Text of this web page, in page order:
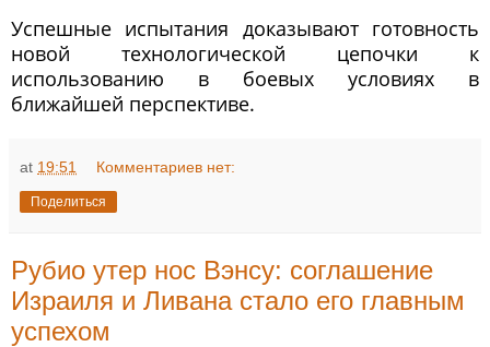
Успешные испытания доказывают готовность
новой технологической цепочки к
использованию в боевых условиях в
ближайшей перспективе.
at 19:51 Комментариев нет:
Поделиться
Рубио утер нос Вэнсу: соглашение
Израиля и Ливана стало его главным
успехом